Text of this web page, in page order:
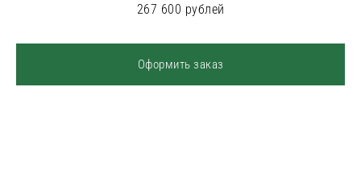
267 600 рублей
Оформить заказ